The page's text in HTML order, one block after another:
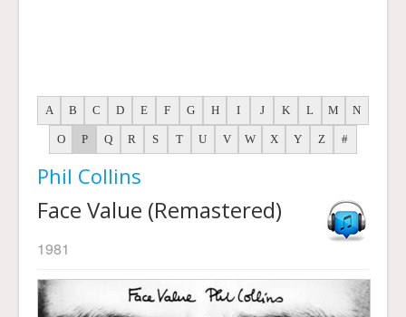
A B C D E F G H I J K L M N
O P Q R S T U V W X Y Z #
Phil Collins
Face Value (Remastered)
1981